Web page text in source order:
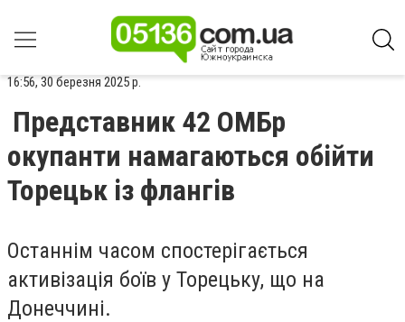
16:56, 30 березня 2025 р.
Представник 42 ОМБр
окупанти намагаються обійти
Торецьк із флангів
Останнім часом спостерігається
активізація боїв у Торецьку, що на
Донеччині.